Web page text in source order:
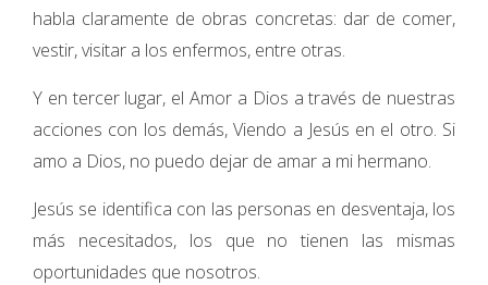
habla claramente de obras concretas: dar de comer,
vestir, visitar a los enfermos, entre otras.
Y en tercer lugar, el Amor a Dios a través de nuestras
acciones con los demás, Viendo a Jesús en el otro. Si
amo a Dios, no puedo dejar de amar a mi hermano.
Jesús se identifica con las personas en desventaja, los
más necesitados, los que no tienen las mismas
oportunidades que nosotros.